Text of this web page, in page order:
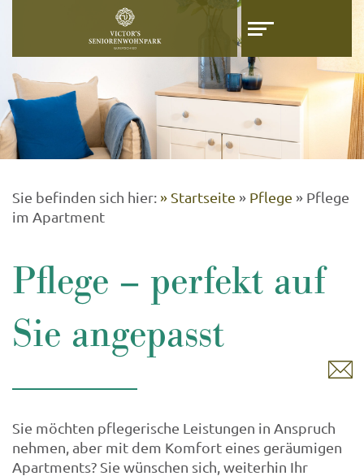
a
p
t
Sie befinden sich hier: » Startseite » Pflege » Pflege
im Apartment
Pflege – perfekt auf
Sie angepasst
Sie möchten pflegerische Leistungen in Anspruch
nehmen, aber mit dem Komfort eines geräumigen
Apartments? Sie wünschen sich, weiterhin Ihr